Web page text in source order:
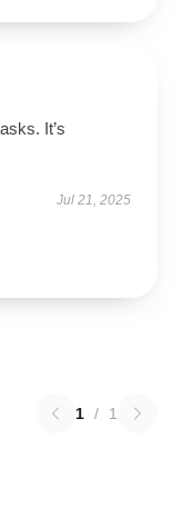
It’s
Jul 21, 2025
1 / 1